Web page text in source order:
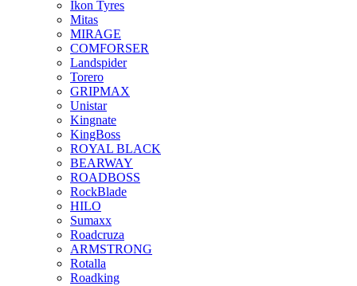
Ikon Tyres
Mitas
MIRAGE
COMFORSER
Landspider
Torero
GRIPMAX
Unistar
Kingnate
KingBoss
ROYAL BLACK
BEARWAY
ROADBOSS
RockBlade
HILO
Sumaxx
Roadcruza
ARMSTRONG
Rotalla
Roadking